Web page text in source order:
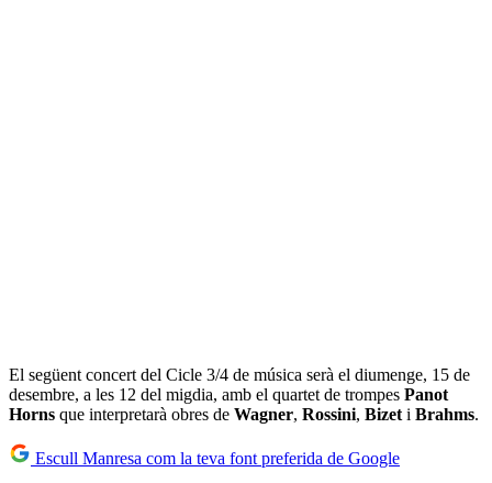
El següent concert del Cicle 3/4 de música serà el diumenge, 15 de
desembre, a les 12 del migdia, amb el quartet de trompes Panot
Horns que interpretarà obres de Wagner, Rossini, Bizet i Brahms.
Escull Manresa com la teva font preferida de Google